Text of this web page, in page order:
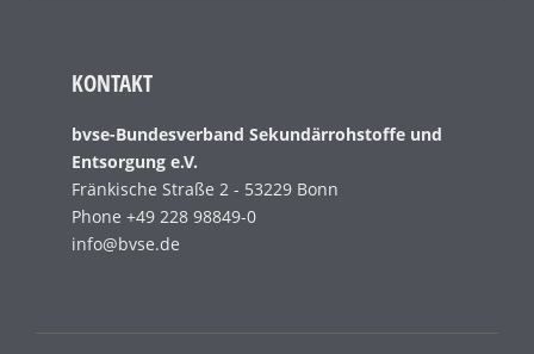
KONTAKT
bvse-Bundesverband Sekundärrohstoffe und
Entsorgung e.V.
Fränkische Straße 2 - 53229 Bonn
Phone +49 228 98849-0
info@bvse.de